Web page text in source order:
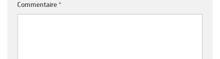
Commentaire*